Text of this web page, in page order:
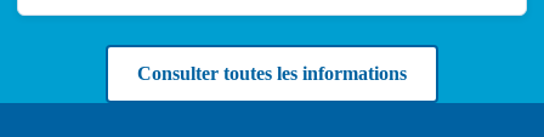
Consulter toutes les informations